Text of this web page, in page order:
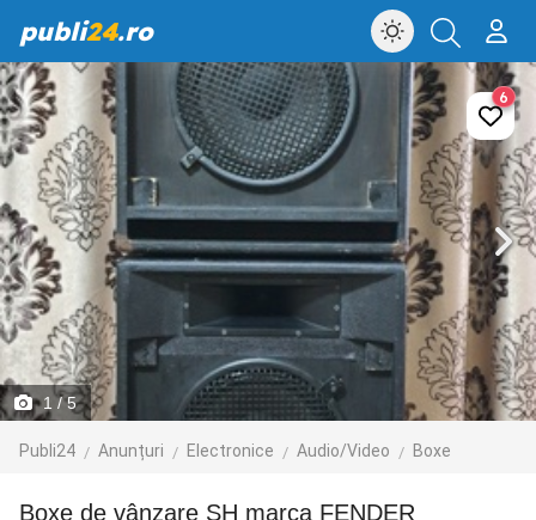
publi24.ro
1 / 5
Publi24 Anunțuri Electronice Audio/Video Boxe
6
Boxe de vânzare SH marca FENDER